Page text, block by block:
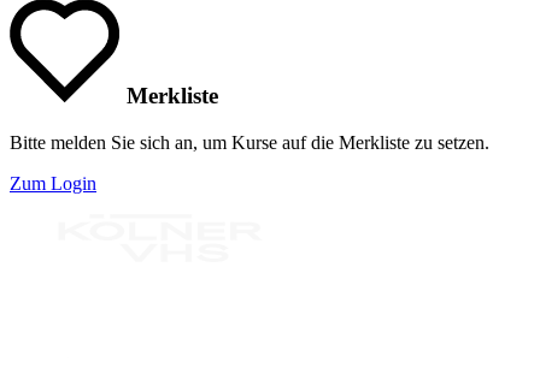
Merkliste
Bitte melden Sie sich an, um Kurse auf die Merkliste zu setzen.
Zum Login